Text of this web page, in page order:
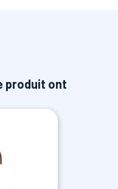
produit ont